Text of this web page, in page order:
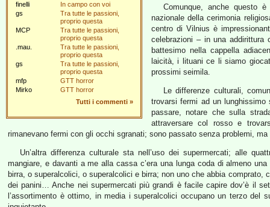
finelli
In campo con voi
gs
Tra tutte le passioni,
proprio questa
MCP
Tra tutte le passioni,
proprio questa
.mau.
Tra tutte le passioni,
proprio questa
gs
Tra tutte le passioni,
proprio questa
mfp
GTT horror
Mirko
GTT horror
Tutti i commenti »
Comunque, anche questo
nazionale della cerimonia
centro di Vilnius è
celebrazioni – in una addirittura
battesimo nella cappella
laicità, i lituani ce li siamo
prossimi seimila.
Le differenze culturali,
trovarsi fermi ad un
passare, notare che sulla
attraversare col rosso e
rimanevano fermi con gli occhi sgranati; sono passato senza problemi,
Un’altra differenza culturale sta nell’uso dei supermercati; alle
mangiare, e davanti a me alla cassa c’era una lunga coda di almeno
birra, o superalcolici, o superalcolici e birra; non uno che abbia comprato,
dei panini… Anche nei supermercati più grandi è facile capire dov’è il
l’assortimento è ottimo, in media i superalcolici occupano un terzo del